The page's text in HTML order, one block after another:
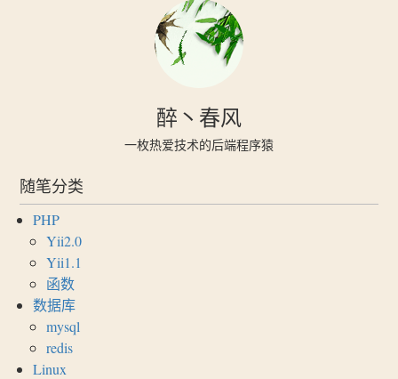
醉丶春风
一枚热爱技术的后端程序猿
随笔分类
PHP
Yii2.0
Yii1.1
函数
数据库
mysql
redis
Linux